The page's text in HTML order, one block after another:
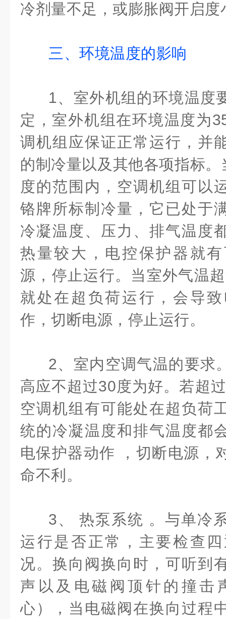
冷剂量不足，或膨胀阀开启度
三、环境温度的影响
1、室外机组的环境温度
定，室外机组在环境温度为
调机组应保证正常运行，并
的制冷量以及其他各项指标
度的范围内，空调机组可以
铬牌所标制冷量，它已处于
冷凝温度、压力、排气温度
热量较大，电控保护器就
源，停止运行。当室外气温
就处在超负荷运行，会导
作，切断电源，停止运行。
2、室内空调气温的要求
高应不超过30度为好。若超
空调机组有可能处在超负荷
统的冷凝温度和排气温度都
电保护器动作 ，切断电源，
命不利。
3、 热泵系统 。与单冷
运行是否正常，主要检查
况。换向阀换向时，可听到
声以及电磁阀顶针的撞击
心），当电磁阀在换向过程